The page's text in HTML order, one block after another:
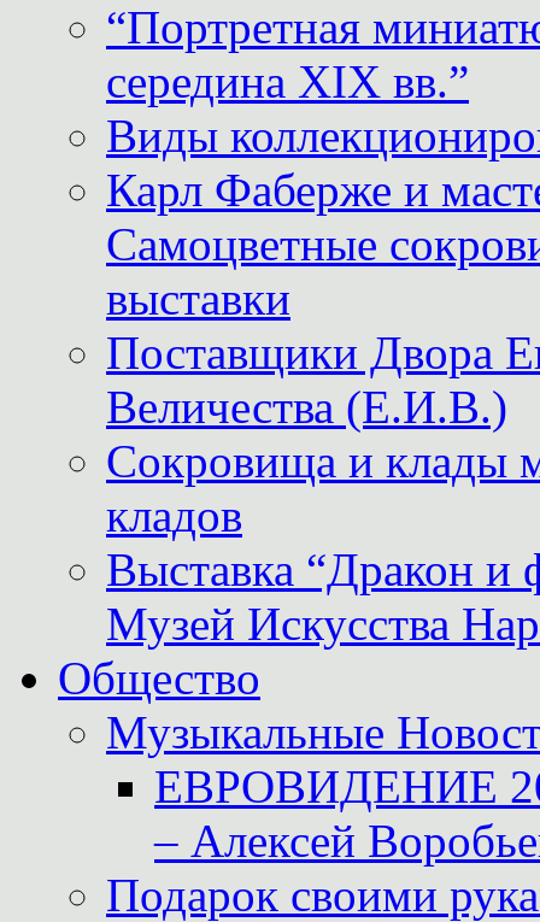
“Портретная
середина XIX вв.”
Виды
Карл Фаберже и
Самоцветные
выставки
Поставщики
Величества (Е.И.В.)
Сокровища и клады
кладов
Выставка “Дракон и
Музей Искусства
Общество
Музыкальные
ЕВРОВИДЕНИЕ
– Алексей
Подарок своими